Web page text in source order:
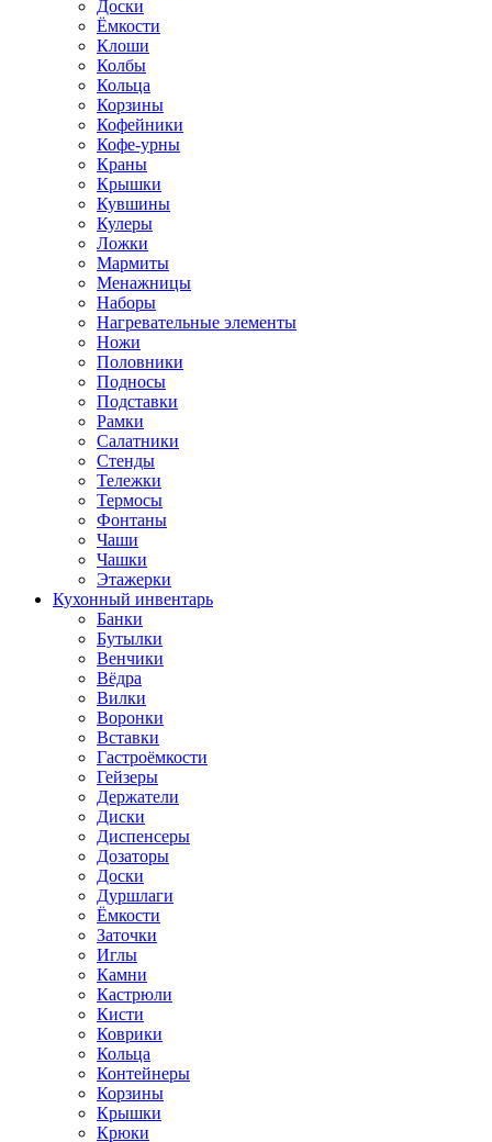
Доски
Ёмкости
Клоши
Колбы
Кольца
Корзины
Кофейники
Кофе-урны
Краны
Крышки
Кувшины
Кулеры
Ложки
Мармиты
Менажницы
Наборы
Нагревательные элементы
Ножи
Половники
Подносы
Подставки
Рамки
Салатники
Стенды
Тележки
Термосы
Фонтаны
Чаши
Чашки
Этажерки
Кухонный инвентарь
Банки
Бутылки
Венчики
Вёдра
Вилки
Воронки
Вставки
Гастроёмкости
Гейзеры
Держатели
Диски
Диспенсеры
Дозаторы
Доски
Дуршлаги
Ёмкости
Заточки
Иглы
Камни
Кастрюли
Кисти
Коврики
Кольца
Контейнеры
Корзины
Крышки
Крюки